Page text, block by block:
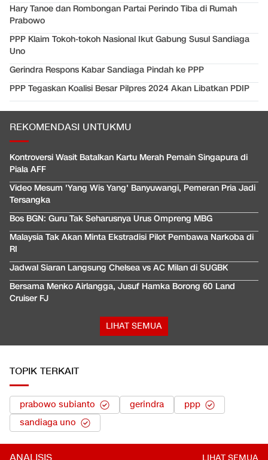
Hary Tanoe dan Rombongan Partai Perindo Tiba di Rumah
Prabowo
PPP Klaim Tokoh-tokoh Nasional Ikut Gabung Susul Sandiaga
Uno
Gerindra Respons Kabar Sandiaga Pindah ke PPP
PPP Tegaskan Koalisi Besar Pilpres 2024 Akan Libatkan PDIP
REKOMENDASI UNTUKMU
Kontroversi Wasit Batalkan Kartu Merah Pemain Singapura di
Piala AFF
Video Mesum 'Yang Wis Yang' Banyuwangi, Pemeran Pria Jadi
Tersangka
Bos BGN: Guru Tak Seharusnya Urus Ompreng MBG
Malaysia Tak Akan Minta Ekstradisi Pilot Pembawa Narkoba di
RI
Jadwal Siaran Langsung Chelsea vs AC Milan di SUGBK
Bersama Menko Airlangga, Jusuf Hamka Borong 60 Land
Cruiser FJ
LIHAT SEMUA
TOPIK TERKAIT
prabowo subianto gerindra
ppp
sandiaga uno